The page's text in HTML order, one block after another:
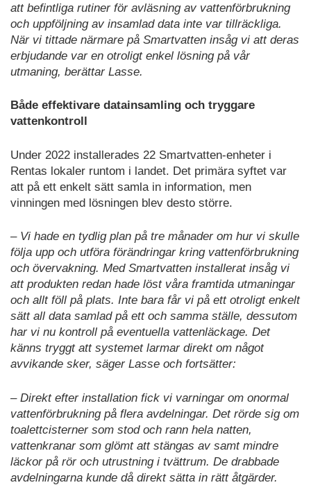
att befintliga rutiner för avläsning av vattenförbrukning
och uppföljning av insamlad data inte var tillräckliga.
När vi tittade närmare på Smartvatten insåg vi att deras
erbjudande var en otroligt enkel lösning på vår
utmaning, berättar Lasse.
Både effektivare datainsamling och tryggare
vattenkontroll
Under 2022 installerades 22 Smartvatten-enheter i
Rentas lokaler runtom i landet. Det primära syftet var
att på ett enkelt sätt samla in information, men
vinningen med lösningen blev desto större.
– Vi hade en tydlig plan på tre månader om hur vi skulle
följa upp och utföra förändringar kring vattenförbrukning
och övervakning. Med Smartvatten installerat insåg vi
att produkten redan hade löst våra framtida utmaningar
och allt föll på plats. Inte bara får vi på ett otroligt enkelt
sätt all data samlad på ett och samma ställe, dessutom
har vi nu kontroll på eventuella vattenläckage. Det
känns tryggt att systemet larmar direkt om något
avvikande sker, säger Lasse och fortsätter:
– Direkt efter installation fick vi varningar om onormal
vattenförbrukning på flera avdelningar. Det rörde sig om
toalettcisterner som stod och rann hela natten,
vattenkranar som glömt att stängas av samt mindre
läckor på rör och utrustning i tvättrum. De drabbade
avdelningarna kunde då direkt sätta in rätt åtgärder.